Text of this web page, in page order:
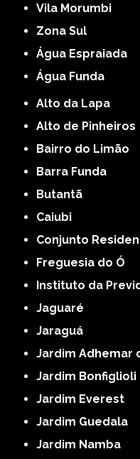
Vila Morumbi
Zona Sul
Água Espraiada
Água Funda
Alto da Lapa
Alto de Pinheiros
Bairro do Limão
Barra Funda
Butantã
Caiubi
Conjunto
Freguesia do Ó
Instituto da
Jaguaré
Jaraguá
Jardim Adhemar
Jardim Bonfiglioli
Jardim Everest
Jardim Guedala
Jardim Namba